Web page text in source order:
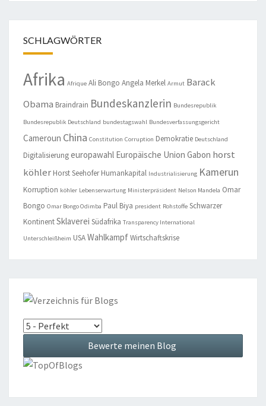
SCHLAGWÖRTER
Afrika Afrique Ali Bongo Angela Merkel Armut Barack
Obama Braindrain Bundeskanzlerin Bundesrepublik
Bundesrepublik Deutschland bundestagswahl Bundesverfassungsgericht
Cameroun China Constitution Corruption Demokratie Deutschland
Digitalisierungeuropawahl Europäische Union Gabon horst
köhler Horst Seehofer Humankapital Industrialisierung Kamerun
Korruption köhler Lebenserwartung Ministerpräsident Nelson Mandela Omar
Bongo Omar Bongo Odimba Paul Biya president Rohstoffe Schwarzer
KontinentSklaverei Südafrika Transparency International
Unterschleißheim USAWahlkampfWirtschaftskrise